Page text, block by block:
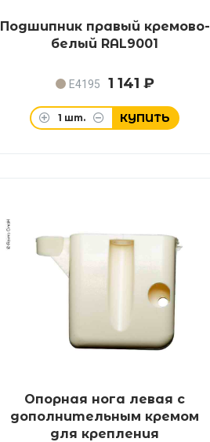
Подшипник правый кремово-
белый RAL9001
E4195 1 141 ₽
1 шт. КУПИТЬ
Опорная нога левая с
дополнительным кремом
для крепления